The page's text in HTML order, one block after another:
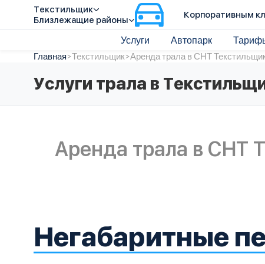
Текстильщик
Близлежащие районы
Корпоративным
Услуги Автопарк
Главная>Текстильщик>Аренда трала в СНТ
Услуги трала в
Аренда трала в СНТ
Негабаритные